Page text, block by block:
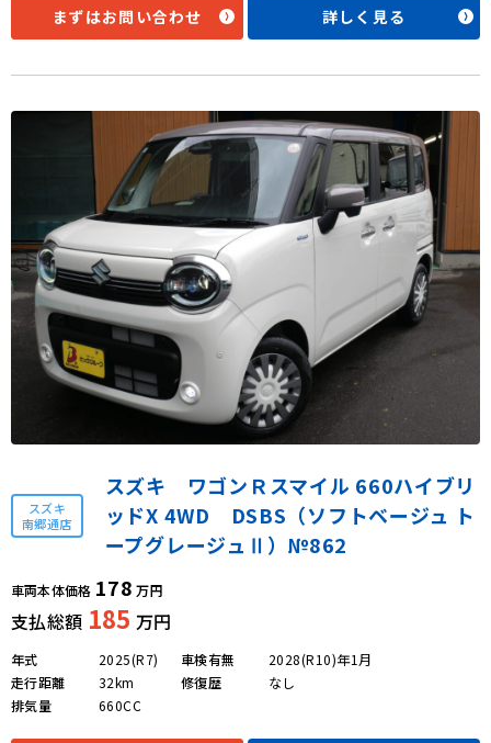
まずはお問い合わせ 詳しく見る
スズキ
南郷通店
スズキ ワゴンＲスマイル 660ハイブリ
ッドX 4WD DSBS（ソフトベージュ ト
ープグレージュⅡ）№862
車両本体価格 178 万円
支払総額 185 万円
年式
2025(R7)
走行距離
32km
排気量
660CC
車検有無
2028(R10)年1月
修復歴
なし